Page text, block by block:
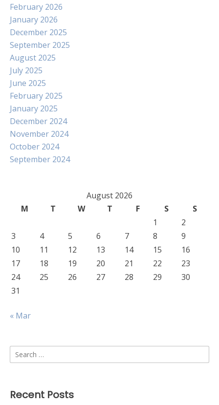
February 2026
January 2026
December 2025
September 2025
August 2025
July 2025
June 2025
February 2025
January 2025
December 2024
November 2024
October 2024
September 2024
August 2026
M
T W T F S
S
1
2
3
4 5 6 7 8
9
10
11 12 13 14 15
16
17
18 19 20 21 22
23
24
25 26 27 28 29
30
31
« Mar
Search
for:
Recent Posts